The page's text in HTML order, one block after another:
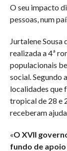
O seu impacto
pessoas, num
Jurtalene Sousa
realizada a 4ª
populacionais
social. Segundo
localidades que
tropical de 28 e
receberam
«O XVII
fundo de